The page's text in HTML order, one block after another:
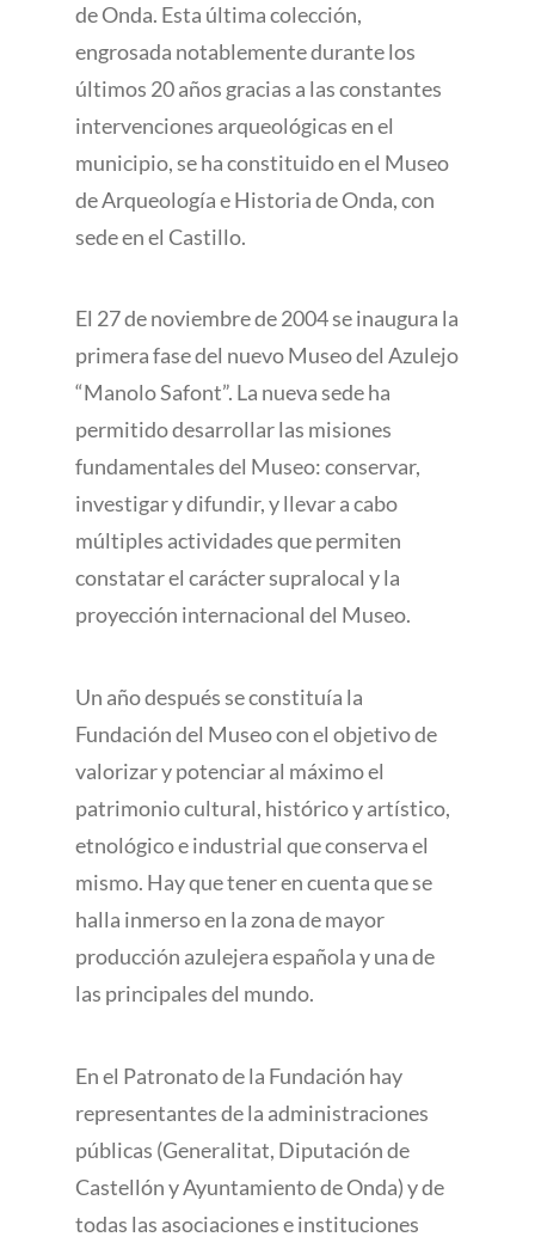
de Onda. Esta última colección,
engrosada notablemente durante los
últimos 20 años gracias a las constantes
intervenciones arqueológicas en el
municipio, se ha constituido en el Museo
de Arqueología e Historia de Onda, con
sede en el Castillo.
El 27 de noviembre de 2004 se inaugura la
primera fase del nuevo Museo del Azulejo
“Manolo Safont”. La nueva sede ha
permitido desarrollar las misiones
fundamentales del Museo: conservar,
investigar y difundir, y llevar a cabo
múltiples actividades que permiten
constatar el carácter supralocal y la
proyección internacional del Museo.
Un año después se constituía la
Fundación del Museo con el objetivo de
valorizar y potenciar al máximo el
patrimonio cultural, histórico y artístico,
etnológico e industrial que conserva el
mismo. Hay que tener en cuenta que se
halla inmerso en la zona de mayor
producción azulejera española y una de
las principales del mundo.
En el Patronato de la Fundación hay
representantes de la administraciones
públicas (Generalitat, Diputación de
Castellón y Ayuntamiento de Onda) y de
todas las asociaciones e instituciones